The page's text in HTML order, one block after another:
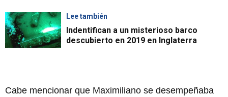
Lee también
Indentifican a un misterioso barco
descubierto en 2019 en Inglaterra
Cabe mencionar que Maximiliano se desempeñaba